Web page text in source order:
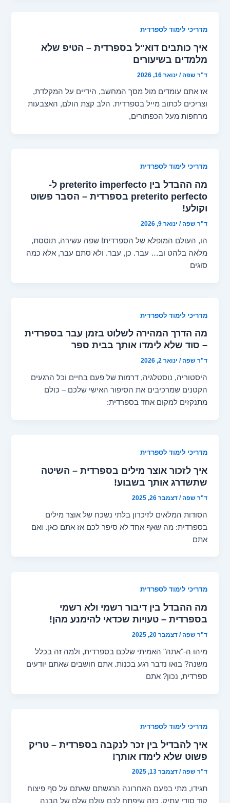
מדריכי לימוד לספרדית
איך כותבים דוא"ל בספרדית – הטיפ שלא
מלמדים בשיעורים
ד"ר שפה/ ינואר 16, 2026
אז אתם עומדים מול מסך המחשב, הידיים על המקלדת,
וצריכים לכתוב מייל בספרדית. הלב קצת הולם, האצבעות
מרחפות מעל הכפתורים,
מדריכי לימוד לספרדית
מה ההבדל בין preterito imperfecto ל-
preterito perfecto בספרדית – הסבר פשוט
וקולע!
ד"ר שפה/ ינואר 9, 2026
הו, העולם המופלא של הספרדית! שפה עשירה, תוססת,
מלאה בלהט וב… עבר. כן, עבר. ולא סתם עבר, אלא כמה
סוגים
מדריכי לימוד לספרדית
מה הדרך המהירה לשלוט בזמן עבר בספרדית
– סוד שלא לימדו אותך בבית ספר
ד"ר שפה/ ינואר 2, 2026
היסטוריה, נוסטלגיה, דרמות של פעם בחיים וכל הרגעים
הקטנים שמרכיבים את הסיפור האישי שלכם – כולם
מתנקזים למקום אחד בספרדית:
מדריכי לימוד לספרדית
איך לזכור אוצר מילים בספרדית – השיטה
שתשדרג אותך בשבוע!
ד"ר שפה/דצמבר 26, 2025
הסודות המלאים לזיכרון בלתי נשכח של אוצר מילים
בספרדית: מה שאף אחד לא סיפר לכם אז אתם כאן. ואם
אתם
מדריכי לימוד לספרדית
מה ההבדל בין דיבור רשמי ולא רשמי
בספרדית – טעויות שכדאי להימנע מהן!
ד"ר שפה/דצמבר 20, 2025
מיהו ה-"אתה" האמיתי שלכם בספרדית, ולמה זה בכלל
משנה? בואו נדבר רגע בכנות. אתם חושבים שאתם יודעים
ספרדית, נכון? אתם
מדריכי לימוד לספרדית
איך להבדיל בין זכר לנקבה בספרדית – טריק
פשוט שלא לימדו אותך!
ד"ר שפה/דצמבר 13, 2025
תגידו, מתי בפעם האחרונה הרגשתם שאתם על סף פיצוח
קוד סודי עתיק, כזה שיפתח לכם עולם שלם של הבנה